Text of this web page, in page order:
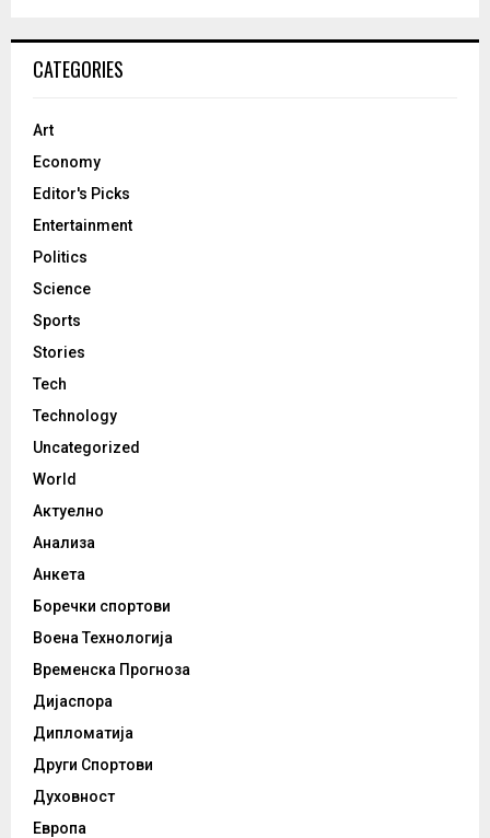
CATEGORIES
Art
Economy
Editor's Picks
Entertainment
Politics
Science
Sports
Stories
Tech
Technology
Uncategorized
World
Актуелно
Анализа
Анкета
Боречки спортови
Воена Технологија
Временска Прогноза
Дијаспора
Дипломатија
Други Спортови
Духовност
Европа